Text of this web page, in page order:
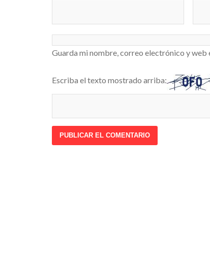
Guarda mi nombre, correo electrónico y web
Escriba el texto mostrado arriba: